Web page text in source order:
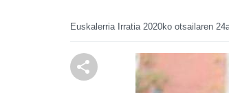
Euskalerria Irratia 2020ko otsailaren